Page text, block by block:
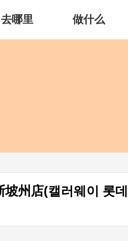
去哪里 做什么
州店(캘러웨이 롯